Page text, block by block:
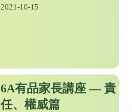
2021-10-15
6A有品家長講座 — 責
任、權威篇